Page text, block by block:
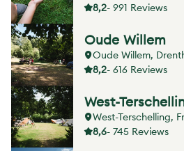
8,2- 991 Reviews
Oude Willem
Oude Willem,
8,2- 616 Reviews
West-
West-Terschelling,
8,6- 745 Reviews